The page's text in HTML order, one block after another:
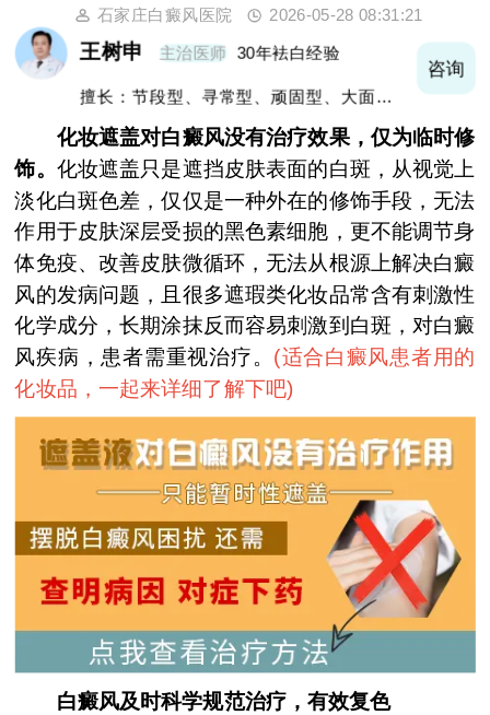
石家庄白癜风医院 2026-05-28 08:31:21
王树申 主治医师 30年袪白经验
擅长：节段型、寻常型、顽固型、大面积白
咨询
化妆遮盖对白癜风没有治疗效果，仅为临时修
饰。 化妆遮盖只是遮挡皮肤表面的白斑，从视觉上
淡化白斑色差，仅仅是一种外在的修饰手段，无法
作用于皮肤深层受损的黑色素细胞，更不能调节身
体免疫、改善皮肤微循环，无法从根源上解决白癜
风的发病问题，且很多遮瑕类化妆品常含有刺激性
化学成分，长期涂抹反而容易刺激到白斑，对白癜
风疾病，患者需重视治疗。 (适合白癜风患者用的
化妆品，一起来详细了解下吧)
白癜风及时科学规范治疗，有效复色